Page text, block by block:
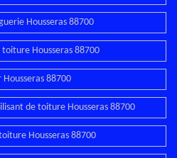
Housseras 88700
toiture Housseras 88700
Housseras 88700
de toiture Housseras 88700
Housseras 88700